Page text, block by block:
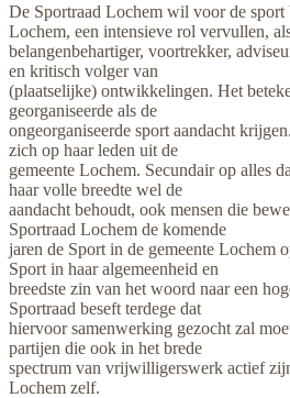
De Sportraad Lochem wil voor de sport
Lochem, een intensieve rol vervullen,
belangenbehartiger, voortrekker,
en kritisch volger van
(plaatselijke) ontwikkelingen. Het
georganiseerde als de
ongeorganiseerde sport aandacht
zich op haar leden uit de
gemeente Lochem. Secundair op alles
haar volle breedte wel de
aandacht behoudt, ook mensen die
Sportraad Lochem de komende
jaren de Sport in de gemeente Lochem
Sport in haar algemeenheid en
breedste zin van het woord naar een
Sportraad beseft terdege dat
hiervoor samenwerking gezocht zal
partijen die ook in het brede
spectrum van vrijwilligerswerk actief
Lochem zelf.